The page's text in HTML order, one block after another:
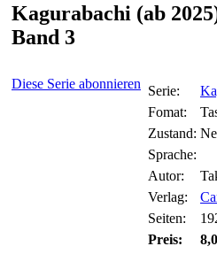
Kagurabachi (ab
Band 3
Diese Serie abonnieren Serie:
Fomat:
Zustand:
Sprache:
Autor:
Verlag:
Seiten:
Preis: